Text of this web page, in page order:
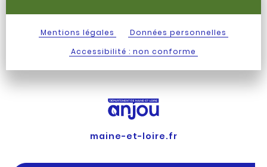
Mentions légales
Données personnelles
Accessibilité : non conforme
maine-et-loire.fr